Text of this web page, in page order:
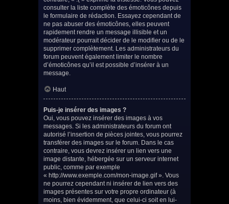
consulter la liste complète des émoticônes depuis
le formulaire de rédaction. Essayez cependant de
ne pas abuser des émoticônes, elles peuvent
rapidement rendre un message illisible et un
modérateur pourrait décider de le modifier ou de le
supprimer complètement. Les administrateurs du
forum peuvent également limiter le nombre
d’émoticônes qu’il est possible d’insérer à un
message.
Haut
Puis-je insérer des images ?
Oui, vous pouvez insérer des images à vos
messages. Si les administrateurs du forum ont
autorisé l’insertion de pièces jointes, vous pourrez
transférer des images sur le forum. Dans le cas
contraire, vous devrez insérer un lien vers une
image distante, hébergée sur un serveur internet
public, comme par exemple
« http://www.exemple.com/mon-image.gif ». Vous
ne pourrez cependant ni insérer de lien vers des
images présentes sur votre propre ordinateur (à
moins, bien évidemment, que celui-ci soit en lui-